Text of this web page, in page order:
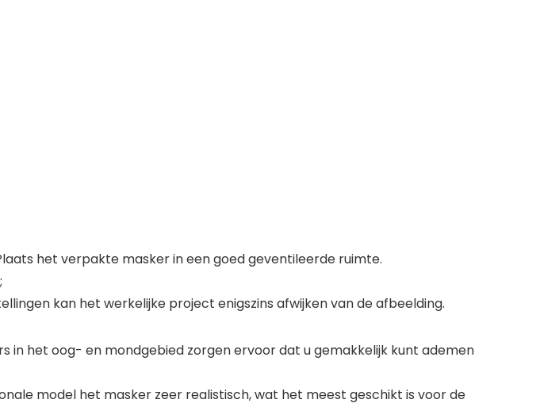
het verpakte masker in een goed geventileerde ruimte.
kan het werkelijke project enigszins afwijken van de afbeelding.
in het oog- en mondgebied zorgen ervoor dat u gemakkelijk kunt ademen
model het masker zeer realistisch, wat het meest geschikt is voor de